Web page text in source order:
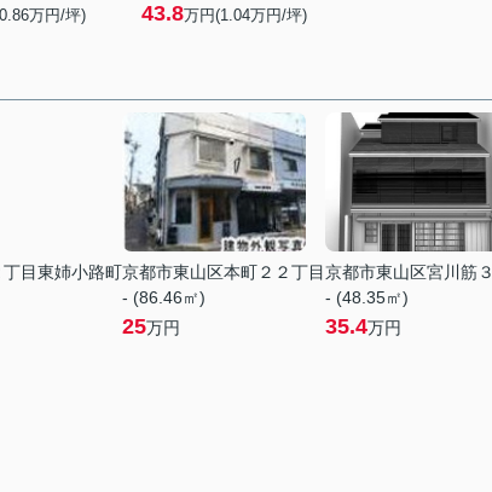
0.86万円/坪) 43.8万円(1.04万円/坪)
目東姉小路町京都市東山区本町２２丁目
- (86.46㎡)
25万円
京都市東山区宮川筋
- (48.35㎡)
35.4万円